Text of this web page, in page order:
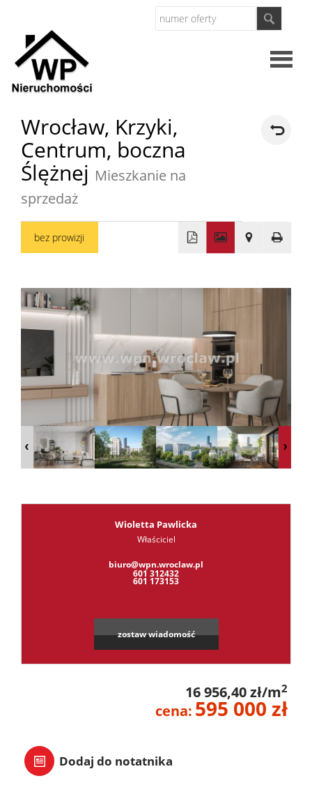
Wrocław, Krzyki,
Centrum, boczna
Ślężnej Mieszkanie na
sprzedaż
bez prowizji
−
Wioletta Pawlicka
Właściciel
biuro@wpn.wroclaw.pl
601 312432
601 173153
zostaw wiadomość
16 956,40 zł/m2
cena: 595 000 zł
Dodaj do notatnika